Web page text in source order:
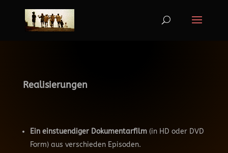
Realisierungen
Ein einstuendiger Dokumentarfilm(in HD oder DVD
Form) aus verschieden Episoden.